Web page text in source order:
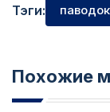
Тэги: паводок
Похожие